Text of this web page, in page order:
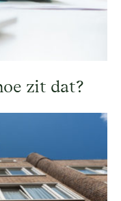
zit dat?